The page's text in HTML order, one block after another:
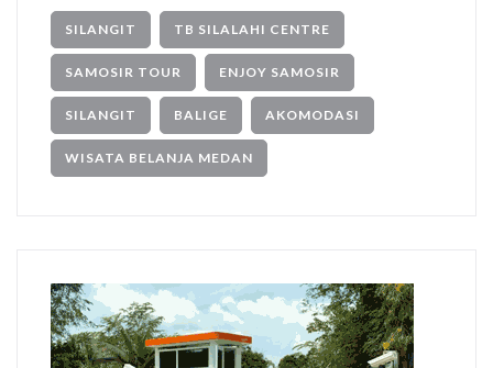
SILANGIT TB SILALAHI CENTRE
SAMOSIR TOUR ENJOY SAMOSIR
SILANGIT BALIGE AKOMODASI
WISATA BELANJA MEDAN